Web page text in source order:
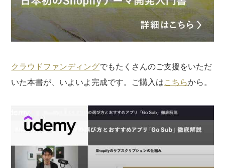
クラウドファンディングでもたくさんのご支援をいただ
いた本書が、いよいよ完成です。ご購入はこちらから。